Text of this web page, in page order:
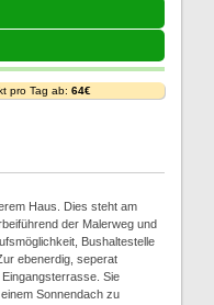
pro Tag ab: 64€
Haus. Dies steht am
der Malerweg und
Bushaltestelle
ebenerdig, seperat
Sie
Sonnendach zu